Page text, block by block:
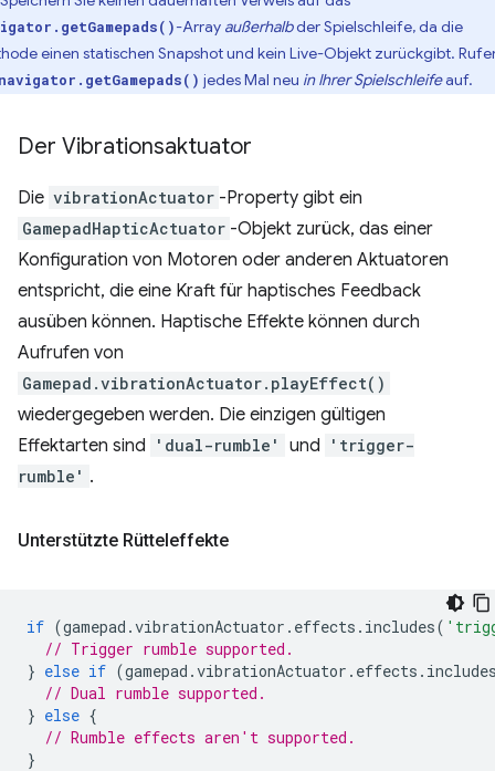
-Array außerhalbder Spielschleife, da die
einen statischen Snapshot und kein Live-Objekt zurückgibt.
jedes Mal neu in Ihrer Spielschleifeauf.
Der Vibrationsaktuator
Die vibrationActuator -Property gibt ein
GamepadHapticActuator -Objekt zurück, das einer
Konfiguration von Motoren oder anderen Aktuatoren
entspricht, die eine Kraft für haptisches Feedback
ausüben können. Haptische Effekte können durch
Aufrufen von
Gamepad.vibrationActuator.playEffect()
wiedergegeben werden. Die einzigen gültigen
Effektarten sind
'dual-rumble' und
'trigger-
rumble' .
Unterstützte Rütteleffekte
if (gamepad .vibrationActuator . effects . includes(
// Trigger rumble supported.
} else if (gamepad .vibrationActuator . effects .
// Dual rumble supported.
} else {
// Rumble effects aren't supported.
}